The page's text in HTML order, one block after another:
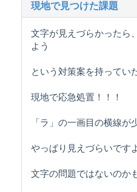
現地で見つけた課題
文字が見えづらかったら
よう
という対策案を持ってい
現地で応急処置！！！
「ラ」の一画目の横線
やっぱり見えづらいです
文字の問題ではないのか